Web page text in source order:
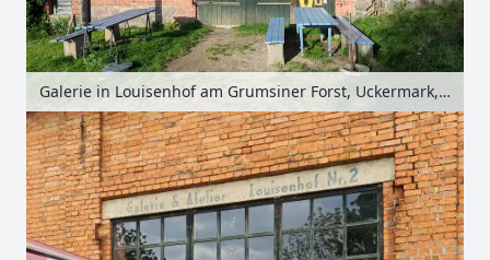
Galerie in Louisenhof am Grumsiner Forst, Uckermark, Brandenburg, Deutschland